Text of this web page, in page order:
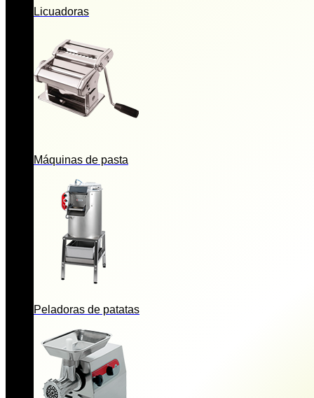
Licuadoras
Máquinas de pasta
Peladoras de patatas